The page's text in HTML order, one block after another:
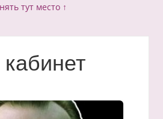
тут место ↑